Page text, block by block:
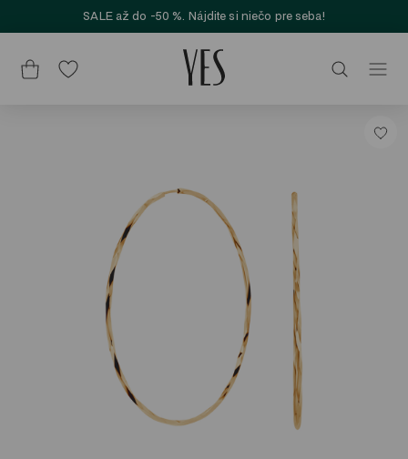
SALE až do -50 %. Nájdite si niečo pre seba!